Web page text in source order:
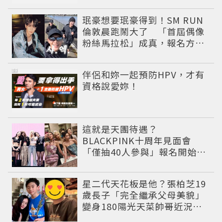
珉豪想要珉豪得到！SM RUN
倫敦晨跑鬧大了 「首屆偶像
粉絲馬拉松」成真，報名方式
伴侶和妳一起預防HPV，才有
資格說愛妳！
PR
這就是天團待遇？
BLACKPINK十周年見面會
「僅抽40人參與」報名開始到
星二代天花板是他？張柏芝19
歲長子「完全繼承父母美貌」
變身180陽光天菜帥哥近況曝